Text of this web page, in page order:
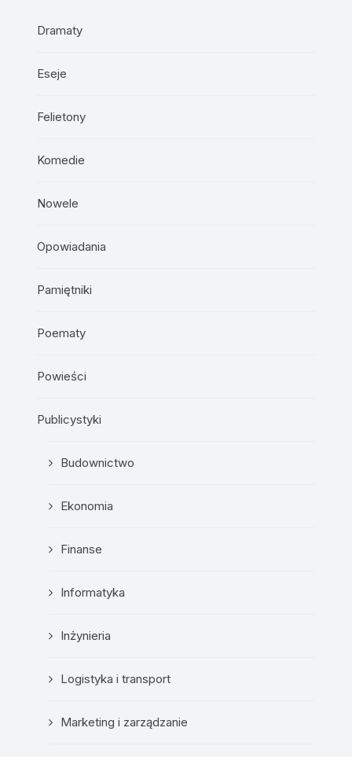
Dramaty
Eseje
Felietony
Komedie
Nowele
Opowiadania
Pamiętniki
Poematy
Powieści
Publicystyki
Budownictwo
Ekonomia
Finanse
Informatyka
Inżynieria
Logistyka i transport
Marketing i zarządzanie